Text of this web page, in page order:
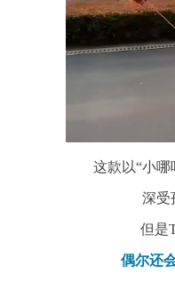
这款以“小
深受
但是
偶尔还